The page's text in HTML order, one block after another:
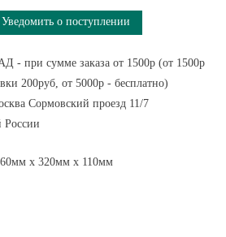
Уведомить о поступлении
- при сумме заказа от 1500р (от 1500р
200руб, от 5000р - бесплатно)
Сормовский проезд 11/7
России
x 320мм x 110мм